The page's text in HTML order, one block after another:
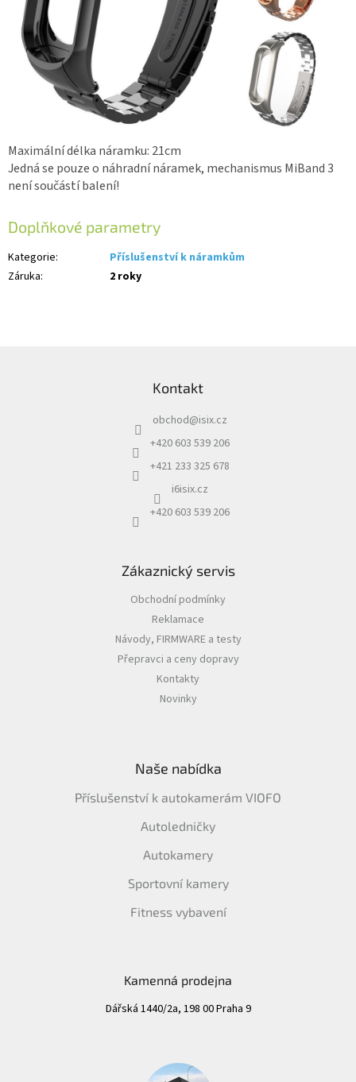
Maximální délka náramku: 21cm
Jedná se pouze o náhradní náramek, mechanismus MiBand 3
není součástí balení!
Doplňkové parametry
Kategorie:
Příslušenství k náramkům
Záruka: 2 roky
Kontakt
obchod@isix.cz
+420 603 539 206
+421 233 325 678
i6isix.cz
+420 603 539 206
Zákaznický servis
Obchodní podmínky
Reklamace
Návody, FIRMWARE a testy
Přepravci a ceny dopravy
Kontakty
Novinky
Naše nabídka
Příslušenství k autokamerám VIOFO
Autoledničky
Autokamery
Sportovní kamery
Fitness vybavení
Kamenná prodejna
Dářská 1440/2a, 198 00 Praha 9